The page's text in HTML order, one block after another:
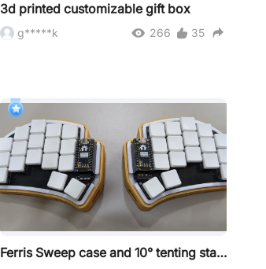
3d printed customizable gift box
g*****k 266 35
Ferris Sweep case and 10° tenting stand